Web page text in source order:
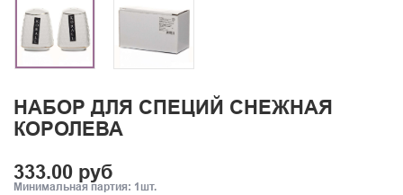
НАБОР ДЛЯ СПЕЦИЙ СНЕЖНАЯ
КОРОЛЕВА
333.00 руб
Минимальная партия: 1шт.